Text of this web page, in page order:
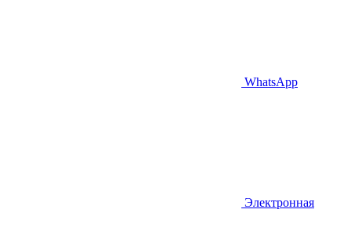
WhatsApp
Электронная